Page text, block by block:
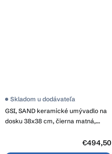
GSI, SAND keramické umývadlo na
dosku 38x38 cm, čierna matná,
Skladom u dodávateľa
€494,50